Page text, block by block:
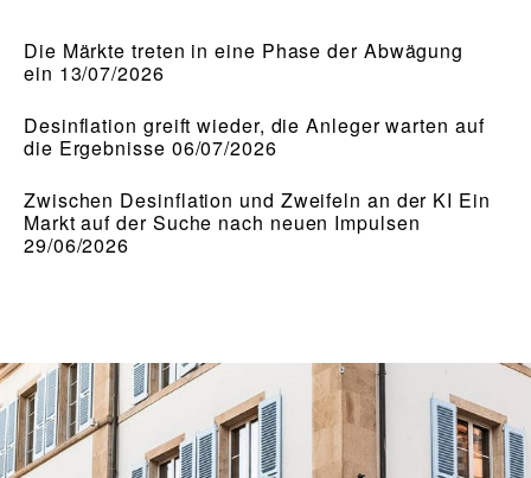
Die Märkte treten in eine Phase der Abwägung
ein 13/07/2026
Desinflation greift wieder, die Anleger warten auf
die Ergebnisse 06/07/2026
Zwischen Desinflation und Zweifeln an der KI Ein
Markt auf der Suche nach neuen Impulsen
29/06/2026